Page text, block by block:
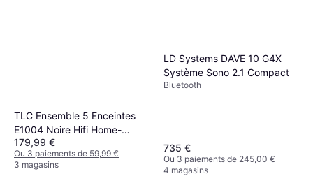
TLC Ensemble 5 Enceintes
E1004 Noire Hifi Home-
Cinéma 850 W
179,99 €
Ou 3 paiements de 59,99 €
3 magasins
LD Systems DAVE 10 G4X
Système Sono 2.1 Compact
Bluetooth
735 €
Ou 3 paiements de 245,00 €
4 magasins